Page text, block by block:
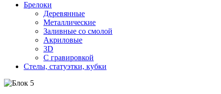
Брелоки
Деревянные
Металлические
Заливные со смолой
Акриловые
3D
C гравировкой
Стелы, статуэтки, кубки